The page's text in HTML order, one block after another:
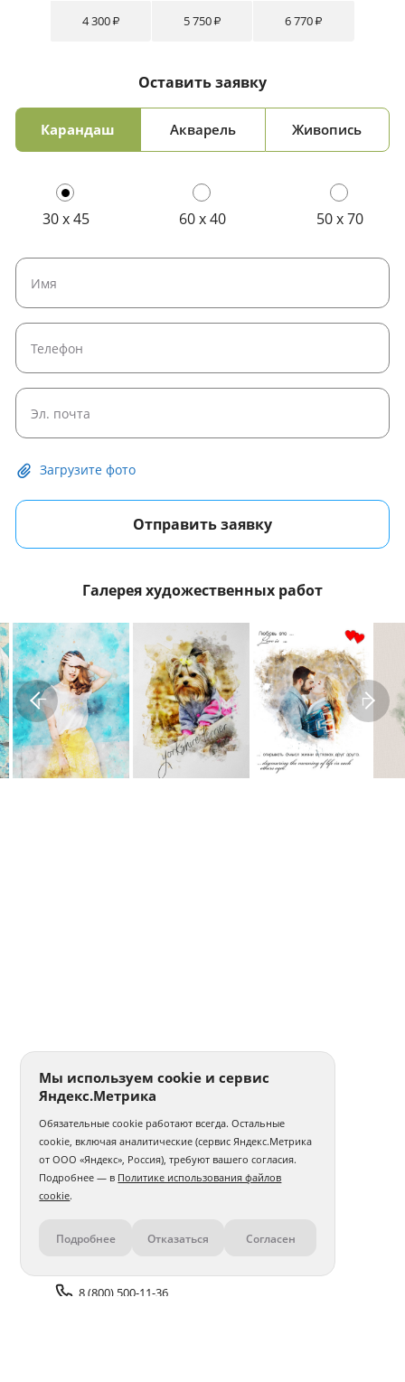
4 300₽ 5 750₽ 6 770₽
Оставить заявку
Карандаш Акварель Живопись
30 x 45 60 x 40 50 x 70
Загрузите фото
Отправить заявку
Галерея художественных работ
Контакты
8 (800) 500-11-36
Мы используем cookie и сервис
Яндекс.Метрика
Обязательные cookie работают всегда. Остальные
cookie, включая аналитические (сервис Яндекс.Метрика
от ООО «Яндекс», Россия), требуют вашего согласия.
Подробнее — в Политике использования файлов
cookie.
Подробнее Отказаться Согласен